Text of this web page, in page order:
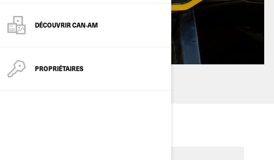
DÉCOUVRIR CAN‑AM
PROPRIÉTAIRES